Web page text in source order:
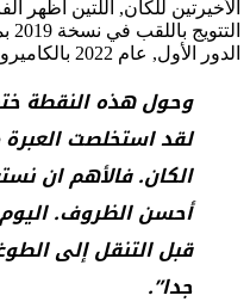
الأخيرتين للكان, اللتين أظهر
الدور الأول, عام 2022 بالكاميرون.
وحول هذه النقطة
لقد استخلصت
الكان. فالأهم ان
أحسن الظروف.
قبل التنقل إلى
جدا”.